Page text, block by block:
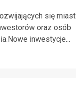
się miast
oraz osób
inwestycje...